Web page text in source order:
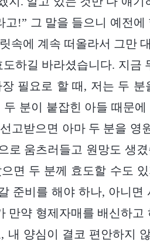
고!” 그 말을 들으니 예전
속에 계속 떠올라서 그만
하길 바라셨습니다. 지금
필요로 할 때, 저는 두
분이 붙잡힌 아들 때문
고받으면 아마 두 분을 영
로 움츠러들고 원망도 생
면 두 분께 효도할 수도
준비를 해야 하나, 아니면
만약 형제자매를 배신하
내 양심이 결코 편안하지